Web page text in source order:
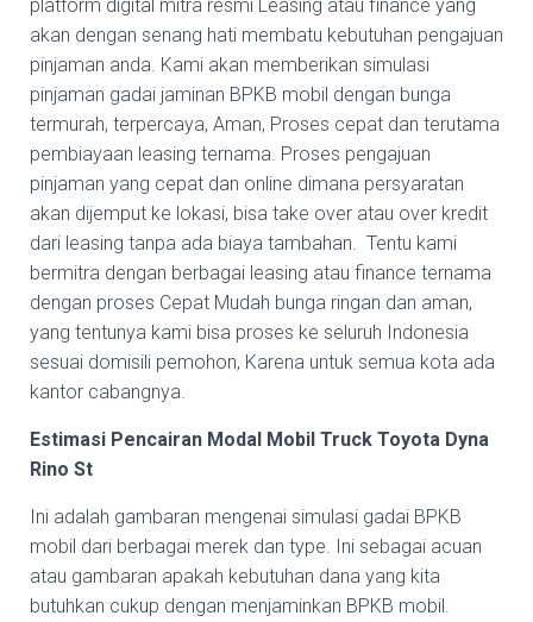
platform digital mitra resmi Leasing atau finance yang
akan dengan senang hati membatu kebutuhan pengajuan
pinjaman anda. Kami akan memberikan simulasi
pinjaman gadai jaminan BPKB mobil dengan bunga
termurah, terpercaya, Aman, Proses cepat dan terutama
pembiayaan leasing ternama. Proses pengajuan
pinjaman yang cepat dan online dimana persyaratan
akan dijemput ke lokasi, bisa take over atau over kredit
dari leasing tanpa ada biaya tambahan. Tentu kami
bermitra dengan berbagai leasing atau finance ternama
dengan proses Cepat Mudah bunga ringan dan aman,
yang tentunya kami bisa proses ke seluruh Indonesia
sesuai domisili pemohon, Karena untuk semua kota ada
kantor cabangnya.
Estimasi Pencairan Modal Mobil Truck Toyota Dyna
Rino St
Ini adalah gambaran mengenai simulasi gadai BPKB
mobil dari berbagai merek dan type. Ini sebagai acuan
atau gambaran apakah kebutuhan dana yang kita
butuhkan cukup dengan menjaminkan BPKB mobil.